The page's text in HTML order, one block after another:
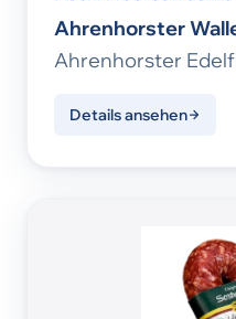
Ahrenhorster
Ahrenhorster
Details ansehen